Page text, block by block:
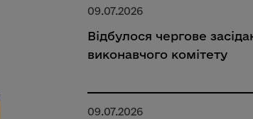
09.07.2026
Відбулося чергове
виконавчого комітету
09.07.2026